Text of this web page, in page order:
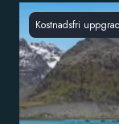
Kostnadsfri